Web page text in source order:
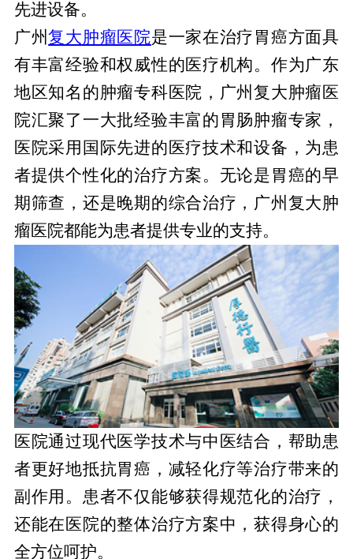
先进设备。
广州复大肿瘤医院是一家在治疗胃癌方面具
有丰富经验和权威性的医疗机构。作为广东
地区知名的肿瘤专科医院，广州复大肿瘤医
院汇聚了一大批经验丰富的胃肠肿瘤专家，
医院采用国际先进的医疗技术和设备，为患
者提供个性化的治疗方案。无论是胃癌的早
期筛查，还是晚期的综合治疗，广州复大肿
瘤医院都能为患者提供专业的支持。
医院通过现代医学技术与中医结合，帮助患
者更好地抵抗胃癌，减轻化疗等治疗带来的
副作用。患者不仅能够获得规范化的治疗，
还能在医院的整体治疗方案中，获得身心的
全方位呵护。